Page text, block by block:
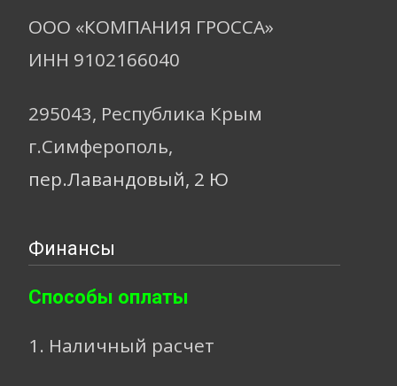
ООО «КОМПАНИЯ ГРОССА»
ИНН 9102166040
295043, Республика Крым
г.Симферополь,
пер.Лавандовый, 2 Ю
Финансы
Способы оплаты
1. Наличный расчет